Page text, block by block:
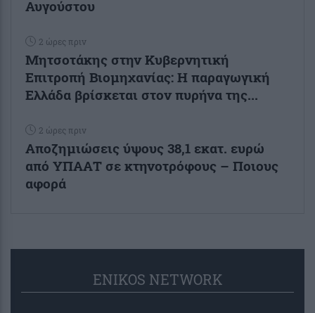
Αυγούστου
2 ώρες πριν
Μητσοτάκης στην Κυβερνητική
Επιτροπή Βιομηχανίας: Η παραγωγική
Ελλάδα βρίσκεται στον πυρήνα της...
2 ώρες πριν
Αποζημιώσεις ύψους 38,1 εκατ. ευρώ
από ΥΠΑΑΤ σε κτηνοτρόφους – Ποιους
αφορά
ENIKOS NETWORK